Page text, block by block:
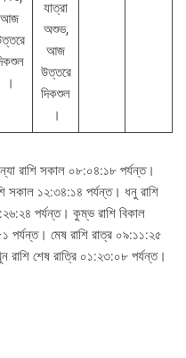
আজ
।
যাত্রা
অশুভ,
আজ
উত্তরে
দিকশুল
।
রাশি সকাল ০৮:০৪:১৮ পর্যন্ত।
সকাল ১২:৩৪:১৪ পর্যন্ত। ধনু রাশি
পর্যন্ত। কুম্ভ রাশি বিকাল
পর্যন্ত। মেষ রাশি রাত্র ০৯:১১:২৫
রাশি শেষ রাত্রি ০১:২৩:০৮ পর্যন্ত।